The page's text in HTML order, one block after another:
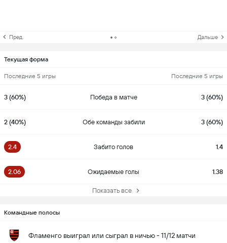
Пред. Дальше
Текущая форма
Последние 5 игры Последние 5 игры
3 (60%) Победа в матче 3 (60%)
2 (40%) Обе команды забили 3 (60%)
2.4 Забито голов 1.4
2.06 Ожидаемые голы 1.38
Показать все
Командные полосы
Фламенго выиграл или сыграл в ничью - 11/12 матчи